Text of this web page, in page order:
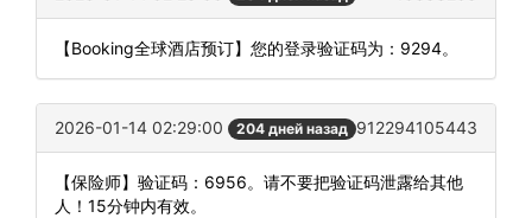
【Booking全球酒店预订】您的登录验证码为：9294。
2026-01-14 02:29:00 204 дней назад 912294105443
【保险师】验证码：6956。请不要把验证码泄露给其他
人！15分钟内有效。